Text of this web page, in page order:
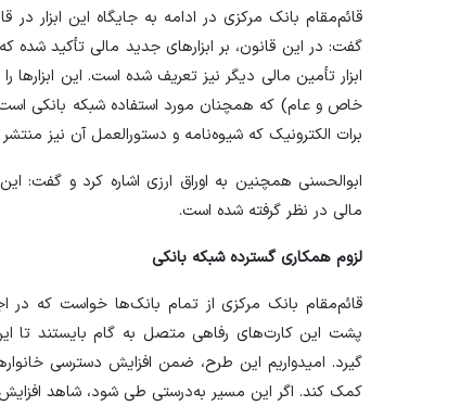
قائم‌مقام بانک مرکزی در ادامه به جایگاه این ابزار
گفت: در این قانون، بر ابزار‌های جدید مالی تأکید شده
ابزار تأمین مالی دیگر نیز تعریف شده است. این
خاص و عام) که همچنان مورد استفاده شبکه بانکی
برات الکترونیک که شیوه‌نامه و دستورالعمل آن نیز
ابوالحسنی همچنین به اوراق ارزی اشاره کرد و گفت:
مالی در نظر گرفته شده است.
لزوم همکاری گسترده شبکه بانکی
قائم‌مقام بانک مرکزی از تمام بانک‌ها خواست که در
پشت این کارت‌های رفاهی متصل به گام بایستند تا این
گیرد. امیدواریم این طرح، ضمن افزایش دسترسی
کمک کند. اگر این مسیر به‌درستی طی شود، شاهد